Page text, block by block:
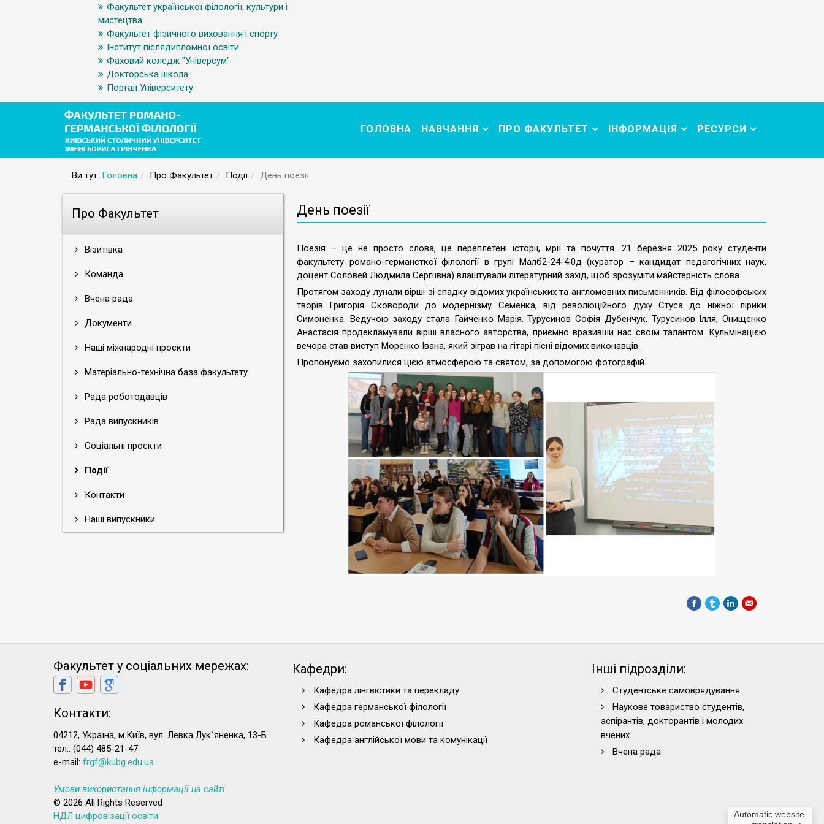
Факультет української філології, культури і
мистецтва
Факультет фізичного виховання і спорту
Інститут післядипломної освіти
Фаховий коледж "Універсум"
Докторська школа
Портал Університету
ГОЛОВНА НАВЧАННЯ ПРО ФАКУЛЬТЕТ ІНФОРМАЦІЯ РЕСУРСИ
Ви тут: Головна Про Факультет Події День поезії
Про Факультет
Візитівка
Команда
Вчена рада
Документи
Наші міжнародні проєкти
Матеріально-технічна база факультету
Рада роботодавців
Рада випускників
Соціальні проєкти
Події
Контакти
Наші випускники
День поезії
Поезія – це не просто слова, це переплетені історії, мрії та почуття. 21 березня 2025 року студенти
факультету романо-германсткої філології в групі Малб2-24-4.0д (куратор – кандидат педагогічних наук,
доцент Соловей Людмила Сергіївна) влаштували літературний захід, щоб зрозуміти майстерність слова.
Протягом заходу лунали вірші зі спадку відомих українських та англомовних письменників. Від філософських
творів Григорія Сковороди до модернізму Семенка, від революційного духу Стуса до ніжної лірики
Симоненка. Ведучою заходу стала Гайченко Марія. Турусинов Софія Дубенчук, Турусинов Ілля, Онищенко
Анастасія продекламували вірші власного авторства, приємно вразивши нас своїм талантом. Кульмінацією
вечора став виступ Моренко Івана, який зіграв на гітарі пісні відомих виконавців.
Пропонуємо захопилися цією атмосферою та святом, за допомогою фотографій.
Automatic website
Факультет у соціальних мережах:
Контакти:
04212, Україна, м.Київ, вул. Левка Лук`яненка, 13-Б
тел.: (044) 485-21-47
e-mail: frgf@kubg.edu.ua
Кафедри:
Кафедра лінгвістики та перекладу
Кафедра германської філології
Кафедра романської філології
Кафедра англійської мови та комунікації
Інші підрозділи:
Студентське самоврядування
Наукове товариство студентів,
аспірантів, докторантів і молодих
вчених
Вчена рада
Умови використання інформації на сайті
© 2026 All Rights Reserved
НДЛ цифровізації освіти